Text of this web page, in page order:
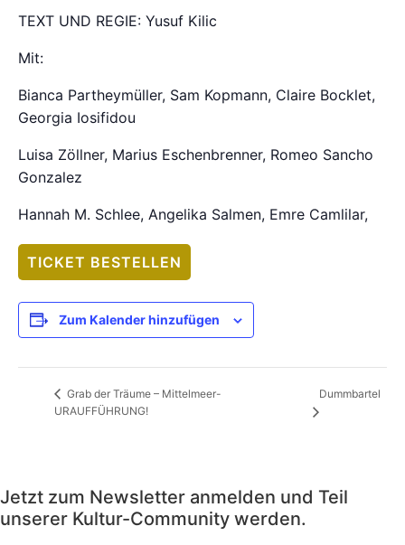
TEXT UND REGIE: Yusuf Kilic
Mit:
Bianca Partheymüller, Sam Kopmann, Claire Bocklet,
Georgia Iosifidou
Luisa Zöllner, Marius Eschenbrenner, Romeo Sancho
Gonzalez
Hannah M. Schlee, Angelika Salmen, Emre Camlilar,
TICKET BESTELLEN
Zum Kalender hinzufügen
Grab der Träume – Mittelmeer-
URAUFFÜHRUNG!
Dummbartel
Jetzt zum Newsletter anmelden und Teil
unserer Kultur-Community werden.